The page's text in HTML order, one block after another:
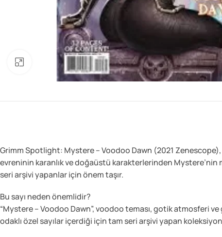
Büyük görsel için tıklayın
Grimm Spotlight: Mystere – Voodoo Dawn (2021
evreninin karanlık ve doğaüstü karakterlerinden Mystere’nin
seri arşivi yapanlar için önem taşır.
Bu sayı neden önemlidir?
“Mystere – Voodoo Dawn”, voodoo teması, gotik atmosferi
odaklı özel sayılar içerdiği için tam seri arşivi yapan